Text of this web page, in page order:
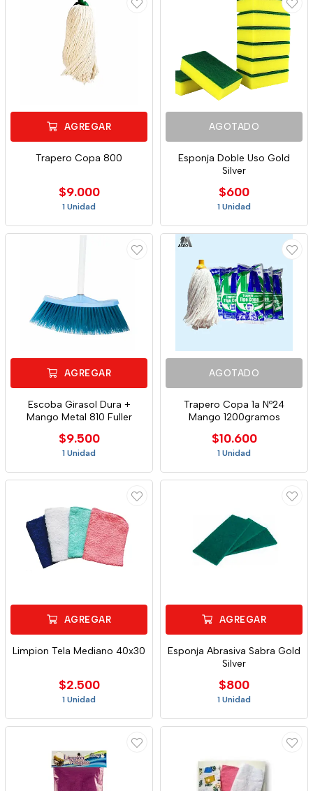
AGREGAR
Trapero Copa 800
$9.000
1 Unidad
AGOTADO
Esponja Doble Uso Gold
Silver
$600
1 Unidad
AGREGAR
Escoba Girasol Dura +
Mango Metal 810 Fuller
$9.500
1 Unidad
AGOTADO
Trapero Copa 1a Nº24
Mango 1200gramos
$10.600
1 Unidad
AGREGAR
Limpion Tela Mediano 40x30
$2.500
1 Unidad
AGREGAR
Esponja Abrasiva Sabra Gold
Silver
$800
1 Unidad